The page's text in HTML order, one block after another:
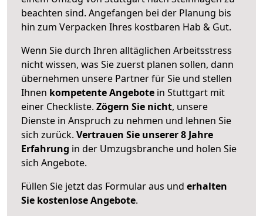
beachten sind. Angefangen bei der Planung bis
hin zum Verpacken Ihres kostbaren Hab & Gut.
Wenn Sie durch Ihren alltäglichen Arbeitsstress
nicht wissen, was Sie zuerst planen sollen, dann
übernehmen unsere Partner für Sie und stellen
Ihnen kompetente Angebote in Stuttgart mit
einer Checkliste. Zögern Sie nicht, unsere
Dienste in Anspruch zu nehmen und lehnen Sie
sich zurück. Vertrauen Sie unserer 8 Jahre
Erfahrung in der Umzugsbranche und holen Sie
sich Angebote.
Füllen Sie jetzt das Formular aus und erhalten
Sie kostenlose Angebote.